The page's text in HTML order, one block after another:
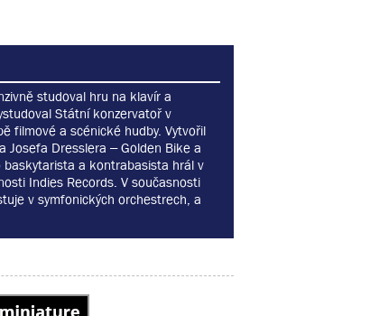
studoval hru na klavír a
Státní konzervatoř v
filmové a scénické hudby. Vytvořil
Josefa Dresslera – Golden Bike a
baskytarista a kontrabasista hrál v
Indies Records. V současnosti
v symfonických orchestrech, a